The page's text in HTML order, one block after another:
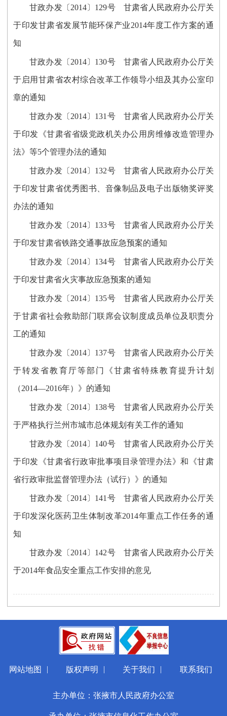
甘政办发〔2014〕129号 甘肃省人民政府办公厅关
于印发甘肃省发展节能环保产业2014年度工作方案的通
知
甘政办发〔2014〕130号 甘肃省人民政府办公厅关
于启用甘肃省农村综合改革工作领导小组及其办公室印
章的通知
甘政办发〔2014〕131号 甘肃省人民政府办公厅关
于印发《甘肃省省级党政机关办公用房维修改造管理办
法》等5个管理办法的通知
甘政办发〔2014〕132号 甘肃省人民政府办公厅关
于印发甘肃省优秀图书、音像制品及电子出版物奖评奖
办法的通知
甘政办发〔2014〕133号 甘肃省人民政府办公厅关
于印发甘肃省铁路交通事故应急预案的通知
甘政办发〔2014〕134号 甘肃省人民政府办公厅关
于印发甘肃省火灾事故应急预案的通知
甘政办发〔2014〕135号 甘肃省人民政府办公厅关
于甘肃省社会救助部门联席会议制度成员单位及职责分
工的通知
甘政办发〔2014〕137号 甘肃省人民政府办公厅关
于转发省教育厅等部门《甘肃省特殊教育提升计划
（2014—2016年）》的通知
甘政办发〔2014〕138号 甘肃省人民政府办公厅关
于严格执行兰州市城市总体规划有关工作的通知
甘政办发〔2014〕140号 甘肃省人民政府办公厅关
于印发《甘肃省行政审批事项目录管理办法》和《甘肃
省行政审批监督管理办法（试行）》的通知
甘政办发〔2014〕141号 甘肃省人民政府办公厅关
于印发深化医药卫生体制改革2014年重点工作任务的通
知
甘政办发〔2014〕142号 甘肃省人民政府办公厅关
于2014年食品安全重点工作安排的意见
网站地图 | 版权声明 | 关于我们 | 联系我们
主办单位：张掖市人民政府办公室